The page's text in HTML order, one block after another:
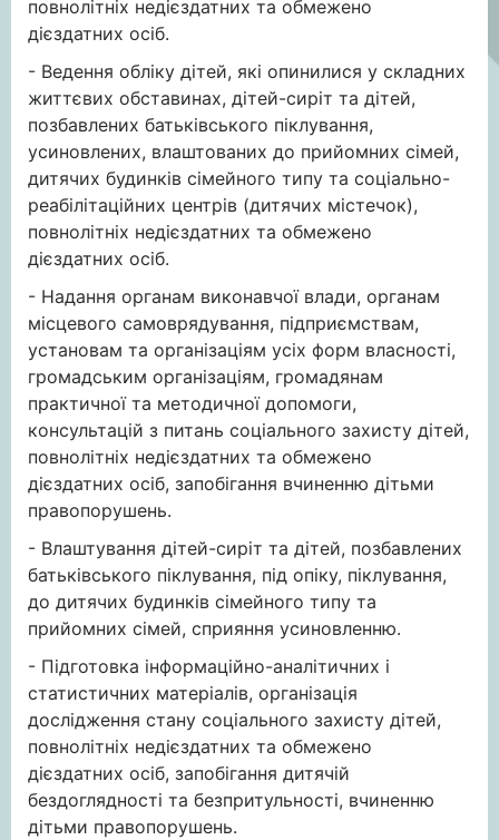
повнолітніх недієздатних та обмежено
дієздатних осіб.
- Ведення обліку дітей, які опинилися у складних
життєвих обставинах, дітей-сиріт та дітей,
позбавлених батьківського піклування,
усиновлених, влаштованих до прийомних сімей,
дитячих будинків сімейного типу та соціально-
реабілітаційних центрів (дитячих містечок),
повнолітніх недієздатних та обмежено
дієздатних осіб.
- Надання органам виконавчої влади, органам
місцевого самоврядування, підприємствам,
установам та організаціям усіх форм власності,
громадським організаціям, громадянам
практичної та методичної допомоги,
консультацій з питань соціального захисту дітей,
повнолітніх недієздатних та обмежено
дієздатних осіб, запобігання вчиненню дітьми
правопорушень.
- Влаштування дітей-сиріт та дітей, позбавлених
батьківського піклування, під опіку, піклування,
до дитячих будинків сімейного типу та
прийомних сімей, сприяння усиновленню.
- Підготовка інформаційно-аналітичних і
статистичних матеріалів, організація
дослідження стану соціального захисту дітей,
повнолітніх недієздатних та обмежено
дієздатних осіб, запобігання дитячій
бездоглядності та безпритульності, вчиненню
дітьми правопорушень.